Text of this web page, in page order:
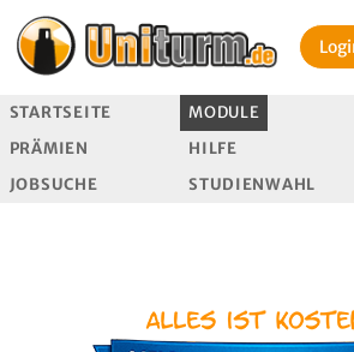
STARTSEITE MODULE
PRÄMIEN
HILFE
JOBSUCHE
STUDIENWAHL